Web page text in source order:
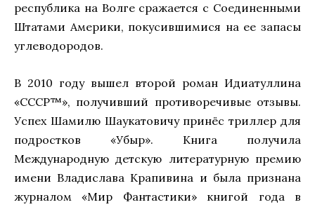
республика на Волге сражается с Соединенными
Штатами Америки, покусившимися на ее запасы
углеводородов.
В 2010 году вышел второй роман Идиатуллина
«СССР™», получивший противоречивые отзывы.
Успех Шамилю Шаукатовичу принёс триллер для
подростков «Убыр». Книга получила
Международную детскую литературную премию
имени Владислава Крапивина и была признана
журналом «Мир Фантастики» книгой года в